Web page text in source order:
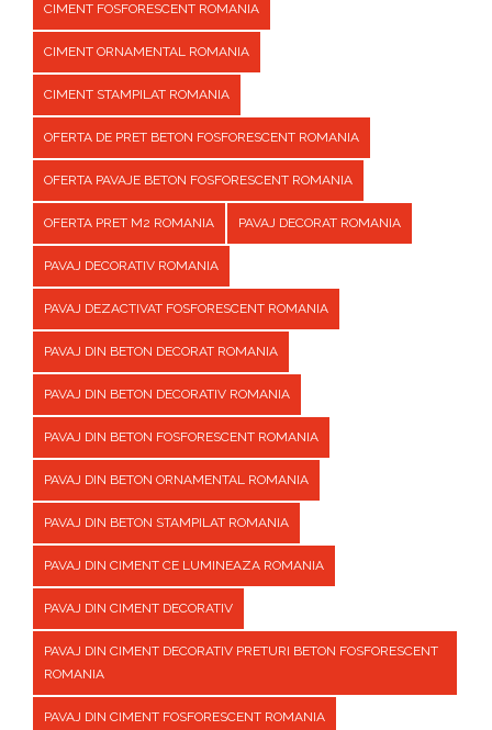
CIMENT FOSFORESCENT ROMANIA
CIMENT ORNAMENTAL ROMANIA
CIMENT STAMPILAT ROMANIA
OFERTA DE PRET BETON FOSFORESCENT ROMANIA
OFERTA PAVAJE BETON FOSFORESCENT ROMANIA
OFERTA PRET M2 ROMANIA PAVAJ DECORAT ROMANIA
PAVAJ DECORATIV ROMANIA
PAVAJ DEZACTIVAT FOSFORESCENT ROMANIA
PAVAJ DIN BETON DECORAT ROMANIA
PAVAJ DIN BETON DECORATIV ROMANIA
PAVAJ DIN BETON FOSFORESCENT ROMANIA
PAVAJ DIN BETON ORNAMENTAL ROMANIA
PAVAJ DIN BETON STAMPILAT ROMANIA
PAVAJ DIN CIMENT CE LUMINEAZA ROMANIA
PAVAJ DIN CIMENT DECORATIV
PAVAJ DIN CIMENT DECORATIV PRETURI BETON FOSFORESCENT
ROMANIA
PAVAJ DIN CIMENT FOSFORESCENT ROMANIA